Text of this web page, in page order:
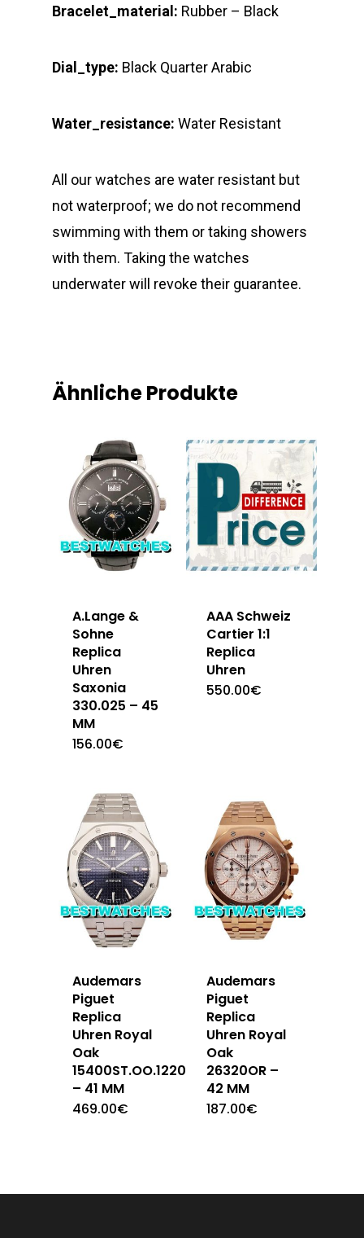
Bracelet_material: Rubber – Black
Dial_type: Black Quarter Arabic
Water_resistance: Water Resistant
All our watches are water resistant but
not waterproof; we do not recommend
swimming with them or taking showers
with them. Taking the watches
underwater will revoke their guarantee.
Ähnliche Produkte
A.Lange &
Sohne
Replica
Uhren
Saxonia
330.025 – 45
MM
156.00€
AAA Schweiz
Cartier 1:1
Replica
Uhren
550.00€
Audemars
Piguet
Replica
Uhren Royal
Oak
15400ST.OO.1220ST.03
– 41 MM
469.00€
Audemars
Piguet
Replica
Uhren Royal
Oak
26320OR –
42 MM
187.00€